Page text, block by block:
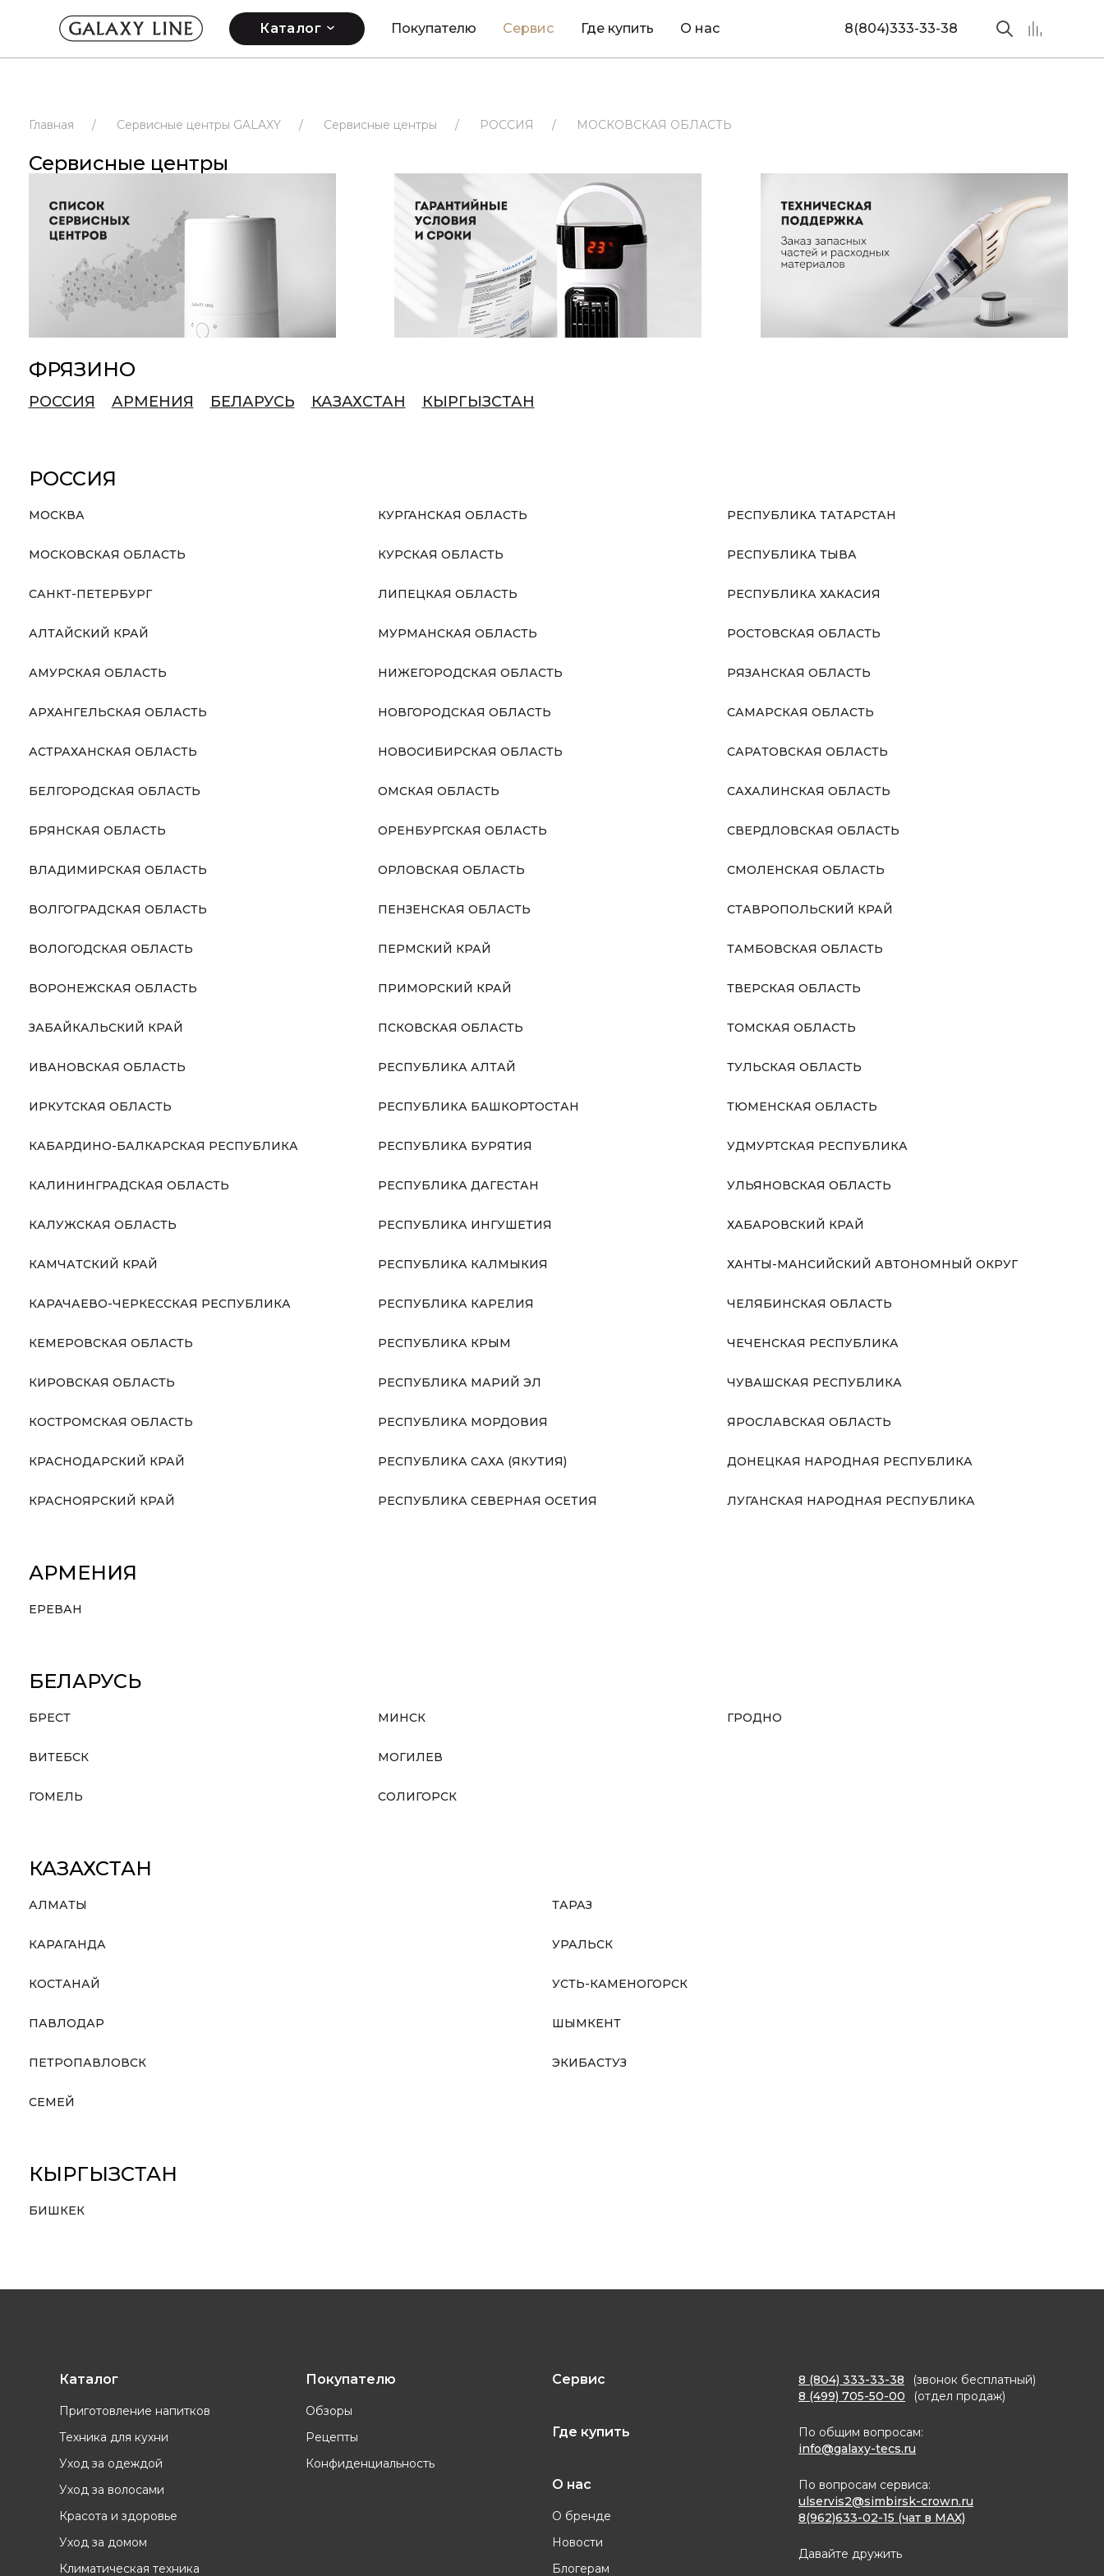
Каталог Покупателю Сервис Где купить О нас 8(804)333-33-38
Главная / Сервисные центры GALAXY / Сервисные центры / РОССИЯ / МОСКОВСКАЯ ОБЛАСТЬ
Сервисные центры
ФРЯЗИНО
РОССИЯ АРМЕНИЯ БЕЛАРУСЬ КАЗАХСТАН КЫРГЫЗСТАН
РОССИЯ
МОСКВА
МОСКОВСКАЯ ОБЛАСТЬ
САНКТ-ПЕТЕРБУРГ
АЛТАЙСКИЙ КРАЙ
АМУРСКАЯ ОБЛАСТЬ
АРХАНГЕЛЬСКАЯ ОБЛАСТЬ
АСТРАХАНСКАЯ ОБЛАСТЬ
БЕЛГОРОДСКАЯ ОБЛАСТЬ
БРЯНСКАЯ ОБЛАСТЬ
ВЛАДИМИРСКАЯ ОБЛАСТЬ
ВОЛГОГРАДСКАЯ ОБЛАСТЬ
ВОЛОГОДСКАЯ ОБЛАСТЬ
ВОРОНЕЖСКАЯ ОБЛАСТЬ
ЗАБАЙКАЛЬСКИЙ КРАЙ
ИВАНОВСКАЯ ОБЛАСТЬ
ИРКУТСКАЯ ОБЛАСТЬ
КАБАРДИНО-БАЛКАРСКАЯ РЕСПУБЛИКА
КАЛИНИНГРАДСКАЯ ОБЛАСТЬ
КАЛУЖСКАЯ ОБЛАСТЬ
КАМЧАТСКИЙ КРАЙ
КАРАЧАЕВО-ЧЕРКЕССКАЯ РЕСПУБЛИКА
КЕМЕРОВСКАЯ ОБЛАСТЬ
КИРОВСКАЯ ОБЛАСТЬ
КОСТРОМСКАЯ ОБЛАСТЬ
КРАСНОДАРСКИЙ КРАЙ
КРАСНОЯРСКИЙ КРАЙ
КУРГАНСКАЯ ОБЛАСТЬ
КУРСКАЯ ОБЛАСТЬ
ЛИПЕЦКАЯ ОБЛАСТЬ
МУРМАНСКАЯ ОБЛАСТЬ
НИЖЕГОРОДСКАЯ ОБЛАСТЬ
НОВГОРОДСКАЯ ОБЛАСТЬ
НОВОСИБИРСКАЯ ОБЛАСТЬ
ОМСКАЯ ОБЛАСТЬ
ОРЕНБУРГСКАЯ ОБЛАСТЬ
ОРЛОВСКАЯ ОБЛАСТЬ
ПЕНЗЕНСКАЯ ОБЛАСТЬ
ПЕРМСКИЙ КРАЙ
ПРИМОРСКИЙ КРАЙ
ПСКОВСКАЯ ОБЛАСТЬ
РЕСПУБЛИКА АЛТАЙ
РЕСПУБЛИКА БАШКОРТОСТАН
РЕСПУБЛИКА БУРЯТИЯ
РЕСПУБЛИКА ДАГЕСТАН
РЕСПУБЛИКА ИНГУШЕТИЯ
РЕСПУБЛИКА КАЛМЫКИЯ
РЕСПУБЛИКА КАРЕЛИЯ
РЕСПУБЛИКА КРЫМ
РЕСПУБЛИКА МАРИЙ ЭЛ
РЕСПУБЛИКА МОРДОВИЯ
РЕСПУБЛИКА САХА (ЯКУТИЯ)
РЕСПУБЛИКА СЕВЕРНАЯ ОСЕТИЯ
РЕСПУБЛИКА ТАТАРСТАН
РЕСПУБЛИКА ТЫВА
РЕСПУБЛИКА ХАКАСИЯ
РОСТОВСКАЯ ОБЛАСТЬ
РЯЗАНСКАЯ ОБЛАСТЬ
САМАРСКАЯ ОБЛАСТЬ
САРАТОВСКАЯ ОБЛАСТЬ
САХАЛИНСКАЯ ОБЛАСТЬ
СВЕРДЛОВСКАЯ ОБЛАСТЬ
СМОЛЕНСКАЯ ОБЛАСТЬ
СТАВРОПОЛЬСКИЙ КРАЙ
ТАМБОВСКАЯ ОБЛАСТЬ
ТВЕРСКАЯ ОБЛАСТЬ
ТОМСКАЯ ОБЛАСТЬ
ТУЛЬСКАЯ ОБЛАСТЬ
ТЮМЕНСКАЯ ОБЛАСТЬ
УДМУРТСКАЯ РЕСПУБЛИКА
УЛЬЯНОВСКАЯ ОБЛАСТЬ
ХАБАРОВСКИЙ КРАЙ
ХАНТЫ-МАНСИЙСКИЙ АВТОНОМНЫЙ ОКРУГ
ЧЕЛЯБИНСКАЯ ОБЛАСТЬ
ЧЕЧЕНСКАЯ РЕСПУБЛИКА
ЧУВАШСКАЯ РЕСПУБЛИКА
ЯРОСЛАВСКАЯ ОБЛАСТЬ
ДОНЕЦКАЯ НАРОДНАЯ РЕСПУБЛИКА
ЛУГАНСКАЯ НАРОДНАЯ РЕСПУБЛИКА
АРМЕНИЯ
ЕРЕВАН
БЕЛАРУСЬ
БРЕСТ
ВИТЕБСК
ГОМЕЛЬ
МИНСК
МОГИЛЕВ
СОЛИГОРСК
ГРОДНО
КАЗАХСТАН
АЛМАТЫ
КАРАГАНДА
КОСТАНАЙ
ПАВЛОДАР
ПЕТРОПАВЛОВСК
СЕМЕЙ
ТАРАЗ
УРАЛЬСК
УСТЬ-КАМЕНОГОРСК
ШЫМКЕНТ
ЭКИБАСТУЗ
КЫРГЫЗСТАН
БИШКЕК
Каталог
Приготовление напитков
Техника для кухни
Уход за одеждой
Уход за волосами
Красота и здоровье
Уход за домом
Климатическая техника
Покупателю
Обзоры
Рецепты
Конфиденциальность
Сервис
Где купить
О нас
О бренде
Новости
Блогерам
8 (804) 333-33-38
(звонок бесплатный)
8 (499) 705-50-00
(отдел продаж)
По общим вопросам:
info@galaxy-tecs.ru
По вопросам сервиса:
ulservis2@simbirsk-crown.ru
8(962)633-02-15 (чат в MAX)
Давайте дружить